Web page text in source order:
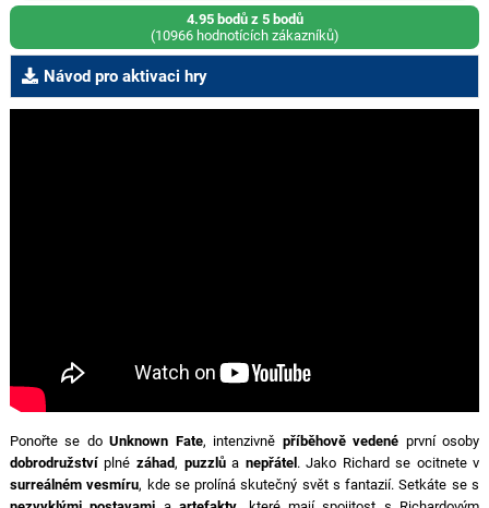
4.95 bodů z 5 bodů
(10966 hodnotících zákazníků)
Návod pro aktivaci hry
Ponořte se doUnknown Fate, intenzivně příběhově vedené první osoby
dobrodružstvíplné záhad, puzzlůa nepřátel. Jako Richard se ocitnete v
surreálném vesmíru, kde se prolíná skutečný svět s fantazií. Setkáte se s